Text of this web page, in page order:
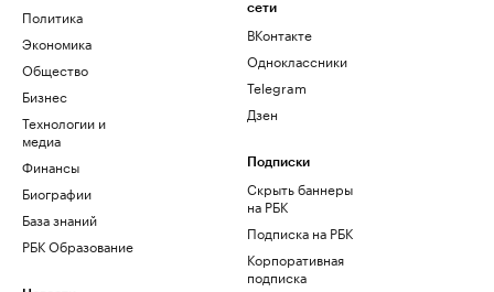
Политика
Экономика
Общество
Бизнес
Технологии и
медиа
Финансы
Биографии
База знаний
РБК Образование
сети
ВКонтакте
Одноклассники
Telegram
Дзен
Подписки
Скрыть баннеры
на РБК
Подписка на РБК
Корпоративная
подписка